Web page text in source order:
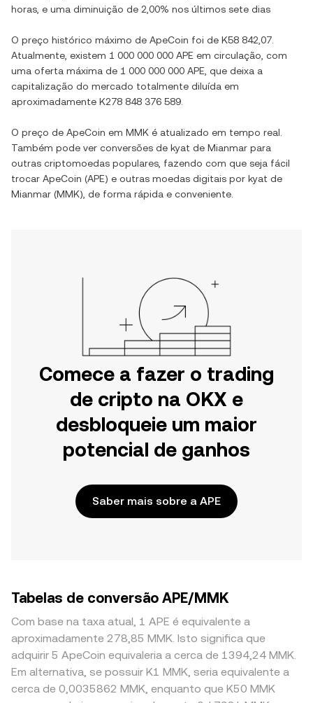
horas, e uma diminuição de 2,00% nos últimos sete dias
O preço histórico máximo de ApeCoin foi de K58 842,07
Atualmente, existem 1 000 000 000 APE em circulação, com
uma oferta máxima de 1 000 000 000 APE , que deixa a
capitalização do mercado totalmente diluída em
aproximadamente K278 848 376 589
O preço de ApeCoin em MMK é atualizado em tempo real.
Também pode ver conversões de kyat de Mianmar para
outras criptomoedas populares, fazendo com que seja fácil
trocar ApeCoin (APE) e outras moedas digitais por kyat de
Mianmar (MMK), de forma rápida e conveniente.
Comece a fazer o trading
de cripto na OKX e
desbloqueie um maior
potencial de ganhos
Saber mais sobre a APE
Tabelas de conversão APE/MMK
Com base na taxa atual, 1 APE é equivalente a
aproximadamente 278,85 MMK. Isto significa que
adquirir 5 ApeCoin equivaleria a cerca de 1394,24 MMK.
Em alternativa, se possuir K1 MMK, seria equivalente a
cerca de 0,0035862 MMK, enquanto que K50 MMK